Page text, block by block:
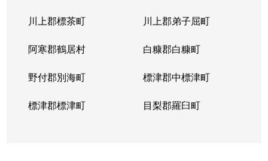
川上郡標茶町 川上郡弟子屈町
阿寒郡鶴居村 白糠郡白糠町
野付郡別海町 標津郡中標津町
標津郡標津町 目梨郡羅臼町